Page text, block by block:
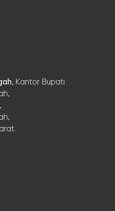
, Kantor Bupati